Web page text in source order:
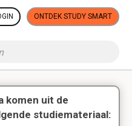
ONTDEK STUDY SMART
komen uit de
studiemateriaal: